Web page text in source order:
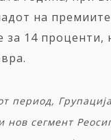
на
14 проценти,
период, Групација
нов сегмент